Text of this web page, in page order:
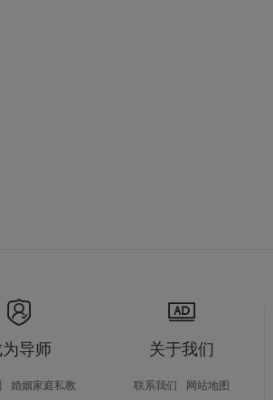
为导师
婚姻家庭私教
关于我们
联系我们 网站地图